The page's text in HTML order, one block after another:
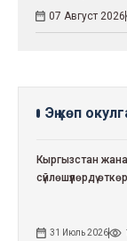
07 Август 2026
Эң көп
Кыргызстан
сүйлөшүүлөрдү
31 Июль 2026